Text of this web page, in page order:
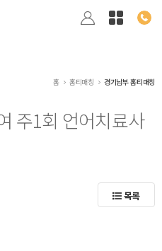
홈 홈티매칭 경기남부 홈티매칭
주1회 언어치료사
목록